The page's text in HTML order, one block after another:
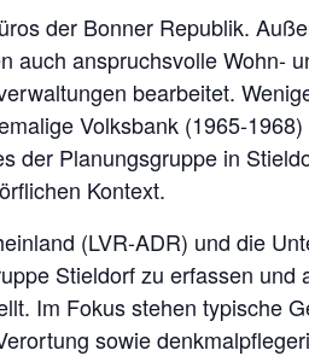
der Bonner Republik.
auch anspruchsvolle Wohn-
bearbeitet.
Volksbank (1965-
der Planungsgruppe in
Kontext.
(LVR-ADR) und die
Stieldorf zu erfassen und
Im Fokus stehen typische
sowie